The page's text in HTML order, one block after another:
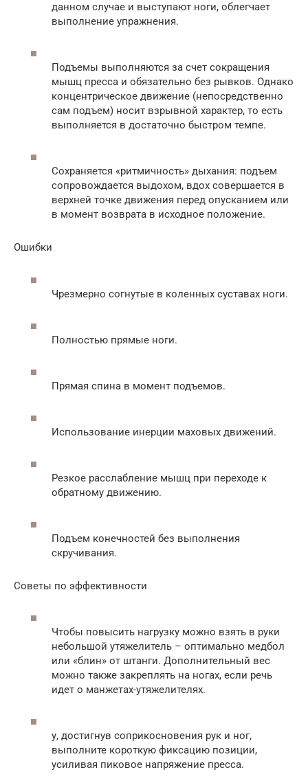
данном случае и выступают ноги, облегчает
выполнение упражнения.
Подъемы выполняются за счет сокращения
мышц пресса и обязательно без рывков. Однако
концентрическое движение (непосредственно
сам подъем) носит взрывной характер, то есть
выполняется в достаточно быстром темпе.
Сохраняется «ритмичность» дыхания: подъем
сопровождается выдохом, вдох совершается в
верхней точке движения перед опусканием или
в момент возврата в исходное положение.
Ошибки
Чрезмерно согнутые в коленных суставах ноги.
Полностью прямые ноги.
Прямая спина в момент подъемов.
Использование инерции маховых движений.
Резкое расслабление мышц при переходе к
обратному движению.
Подъем конечностей без выполнения
скручивания.
Советы по эффективности
Чтобы повысить нагрузку можно взять в руки
небольшой утяжелитель – оптимально медбол
или «блин» от штанги. Дополнительный вес
можно также закреплять на ногах, если речь
идет о манжетах-утяжелителях.
у, достигнув соприкосновения рук и ног,
выполните короткую фиксацию позиции,
усиливая пиковое напряжение пресса.